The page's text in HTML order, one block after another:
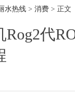
水热线 > 消费 > 正文
Rog2代